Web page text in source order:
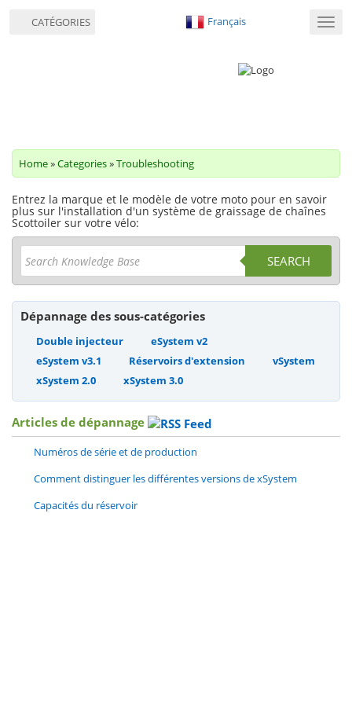
Français
Home»Categories»Troubleshooting
Entrez la marque et le modèle de votre moto pour en savoir
plus sur l'installation d'un système de graissage de chaînes
Scottoiler sur votre vélo:
SEARCH
Dépannage des sous-catégories
Double injecteur
eSystem v2
eSystem v3.1
Réservoirs d'extension
vSystem
xSystem 2.0
xSystem 3.0
Articles de dépannage
Numéros de série et de production
Comment distinguer les différentes versions de xSystem
Capacités du réservoir
CATÉGORIES